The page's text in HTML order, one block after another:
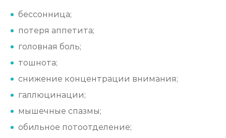
бессонница;
потеря аппетита;
головная боль;
тошнота;
снижение концентрации внимания;
галлюцинации;
мышечные спазмы;
обильное потоотделение;